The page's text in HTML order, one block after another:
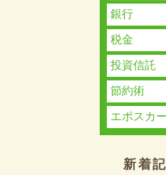
銀行
税金
投資信託
節約術
エポスカ
新着